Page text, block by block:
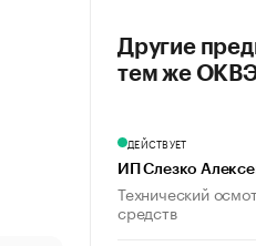
Другие
тем же
ДЕЙСТВУЕТ
ИП Слезко
Технический
средств